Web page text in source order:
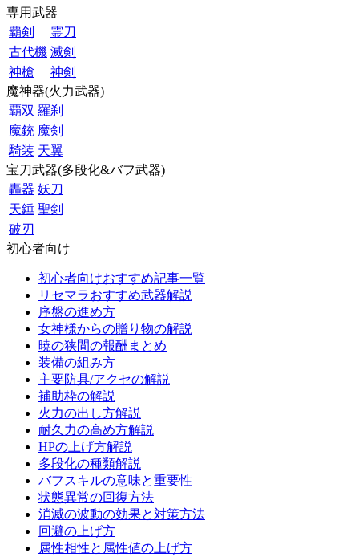
専用武器
覇剣
霊刀
古代機 滅剣
神槍
神剣
魔神器(火力武器)
覇双 羅刹
魔銃 魔剣
騎装 天翼
宝刀武器(多段化&バフ武器)
轟器 妖刀
天錘 聖剣
破刃
初心者向け
初心者向けおすすめ記事一覧
リセマラおすすめ武器解説
序盤の進め方
女神様からの贈り物の解説
暁の狭間の報酬まとめ
装備の組み方
主要防具/アクセの解説
補助枠の解説
火力の出し方解説
耐久力の高め方解説
HPの上げ方解説
多段化の種類解説
バフスキルの意味と重要性
状態異常の回復方法
消滅の波動の効果と対策方法
回避の上げ方
属性相性と属性値の上げ方